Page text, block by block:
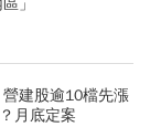
」
建股逾10檔先漲
月底定案